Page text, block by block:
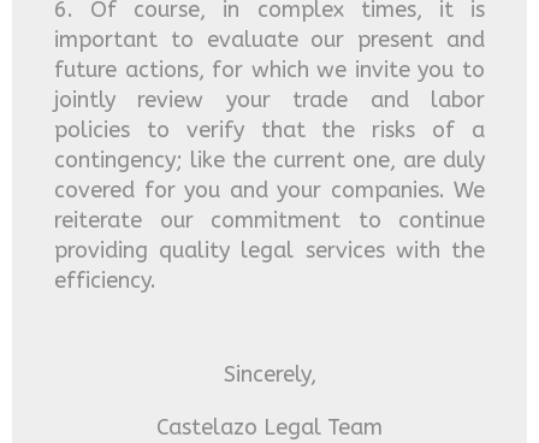
6. Of course, in complex times, it is
important to evaluate our present and
future actions, for which we invite you to
jointly review your trade and labor
policies to verify that the risks of a
contingency; like the current one, are duly
covered for you and your companies. We
reiterate our commitment to continue
providing quality legal services with the
efficiency.
Sincerely,
Castelazo Legal Team